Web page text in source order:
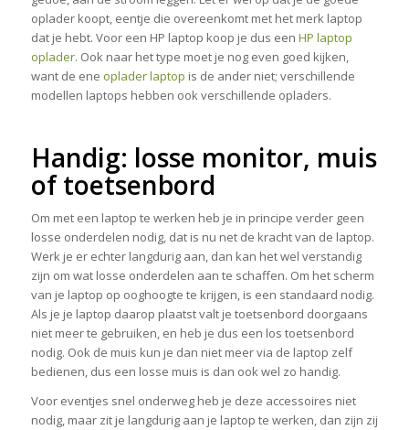
oplader koopt, eentje die overeenkomt met het merk laptop
dat je hebt. Voor een HP laptop koop je dus een HP laptop
oplader. Ook naar het type moet je nog even goed kijken,
want de ene oplader laptop is de ander niet; verschillende
modellen laptops hebben ook verschillende opladers.
Handig: losse monitor, muis
of toetsenbord
Om met een laptop te werken heb je in principe verder geen
losse onderdelen nodig, dat is nu net de kracht van de laptop.
Werk je er echter langdurig aan, dan kan het wel verstandig
zijn om wat losse onderdelen aan te schaffen. Om het scherm
van je laptop op ooghoogte te krijgen, is een standaard nodig.
Als je je laptop daarop plaatst valt je toetsenbord doorgaans
niet meer te gebruiken, en heb je dus een los toetsenbord
nodig. Ook de muis kun je dan niet meer via de laptop zelf
bedienen, dus een losse muis is dan ook wel zo handig.
Voor eventjes snel onderweg heb je deze accessoires niet
nodig, maar zit je langdurig aan je laptop te werken, dan zijn zij